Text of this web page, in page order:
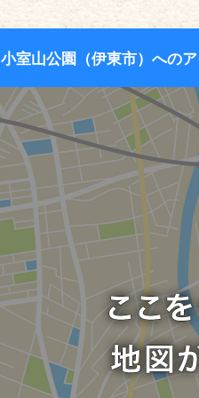
小室山公園（伊東市）への